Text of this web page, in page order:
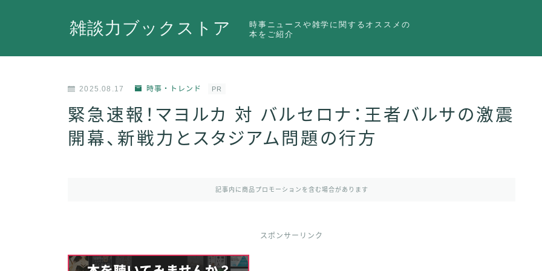
雑談力ブックストア
時事ニュースや雑学に関するオススメの
本をご紹介
2025.08.17 時事・トレンド PR
緊急速報！マヨルカ 対 バルセロナ：王者バルサの激震
開幕、新戦力とスタジアム問題の行方
記事内に商品プロモーションを含む場合があります
スポンサーリンク